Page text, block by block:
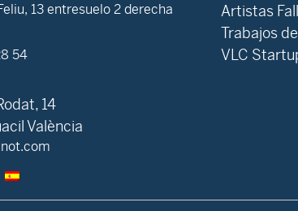
13 entresuelo 2 derecha
54
14
València
Artistas
Trabajos
VLC